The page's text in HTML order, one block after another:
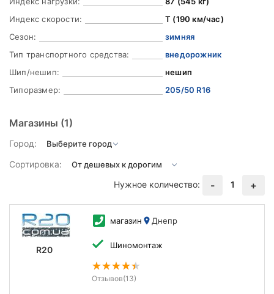
Индекс скорости:
T (190 км/час)
Сезон:
зимняя
Тип транспортного средства:
внедорожник
Шип/нешип:
нешип
Типоразмер:
205/50 R16
Магазины (1)
Город:
Сортировка:
Нужное количество:
- 1 +
R20
магазин Днепр
Шиномонтаж
Отзывов(13)